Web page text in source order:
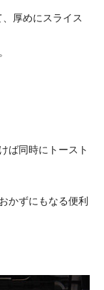
厚めにスライス
ば同時にトースト
かずにもなる便利